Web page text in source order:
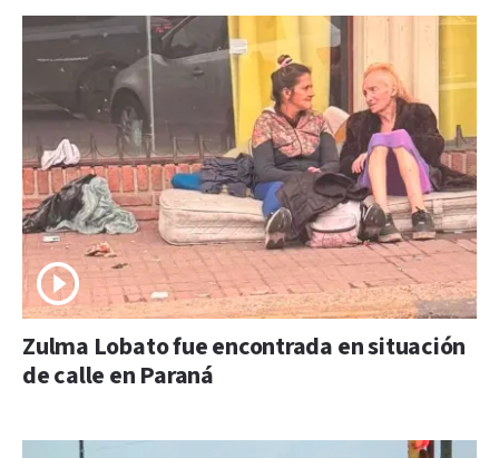
Zulma Lobato fue encontrada en situación
de calle en Paraná